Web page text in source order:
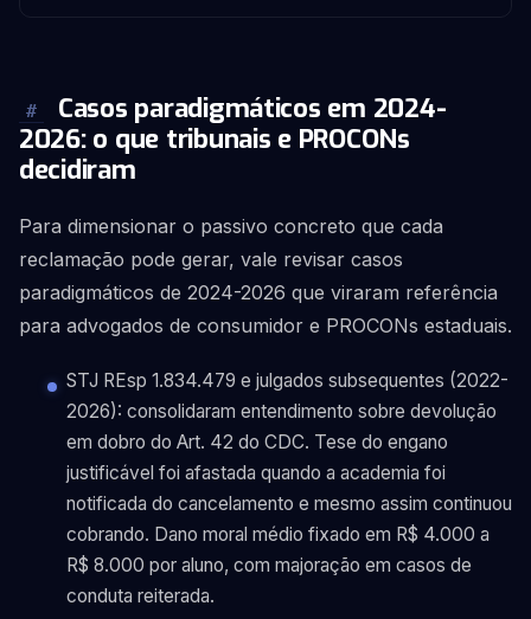
#
Casos paradigmáticos em 2024-
2026: o que tribunais e PROCONs
decidiram
Para dimensionar o passivo concreto que cada
reclamação pode gerar, vale revisar casos
paradigmáticos de 2024-2026 que viraram referência
para advogados de consumidor e PROCONs estaduais.
STJ REsp 1.834.479 e julgados subsequentes (2022-
2026): consolidaram entendimento sobre devolução
em dobro do Art. 42 do CDC. Tese do engano
justificável foi afastada quando a academia foi
notificada do cancelamento e mesmo assim continuou
cobrando. Dano moral médio fixado em R$ 4.000 a
R$ 8.000 por aluno, com majoração em casos de
conduta reiterada.